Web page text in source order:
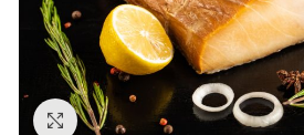
Click to enlarge